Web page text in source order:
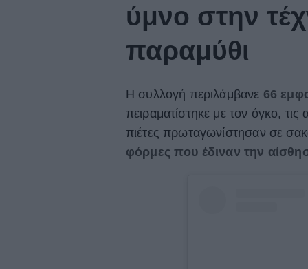
ύμνο στην
παραμύθι
Η συλλογή περιλάμβανε 66
πειραματίστηκε με τον όγκο, τις
πιέτες πρωταγωνίστησαν σε
φόρμες που έδιναν την